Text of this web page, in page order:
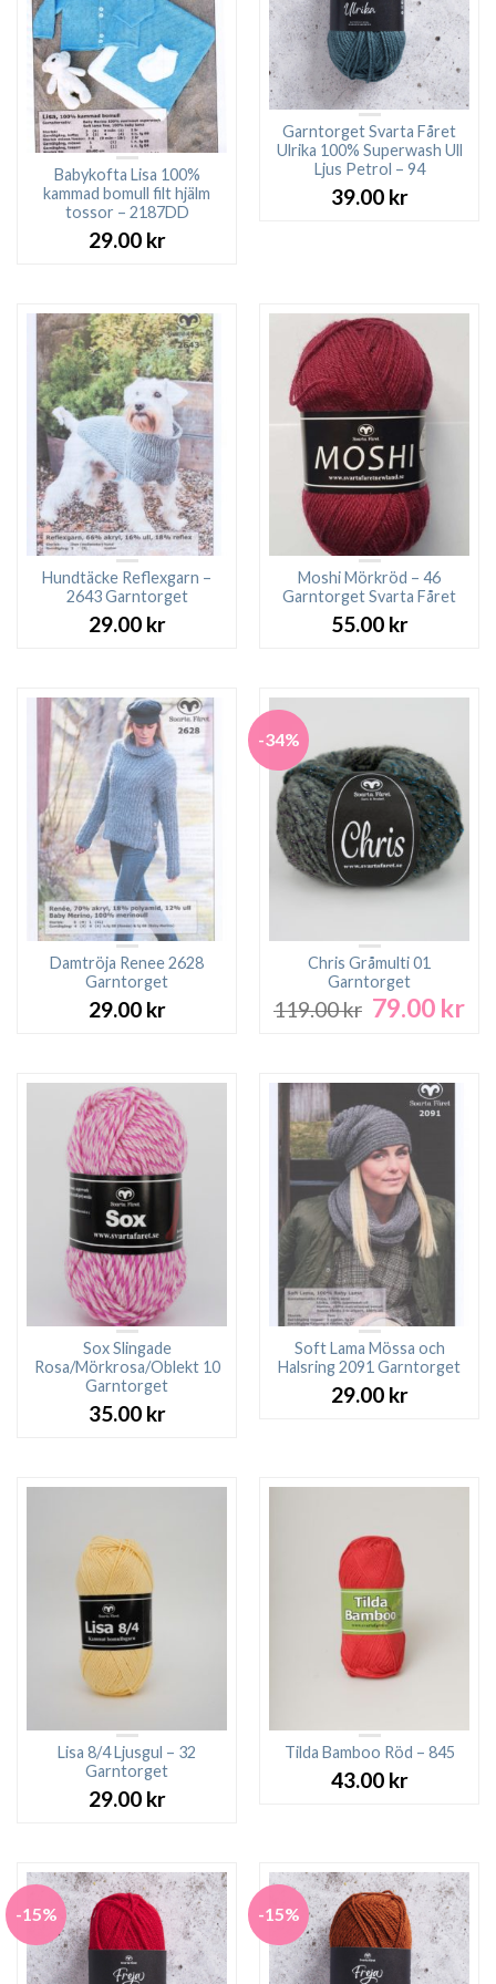
Babykofta Lisa 100%
kammad bomull filt hjälm
tossor – 2187DD
29.00 kr
Garntorget Svarta Fåret
Ulrika 100% Superwash Ull
Ljus Petrol – 94
39.00 kr
Hundtäcke Reflexgarn –
2643 Garntorget
29.00 kr
Moshi Mörkröd – 46
Garntorget Svarta Fåret
55.00 kr
Damtröja Renee 2628
Garntorget
29.00 kr
-34%
Chris Gråmulti 01
Garntorget
119.00kr Det
119.00 kr.
79.00 kr
Sox Slingade
Rosa/Mörkrosa/Oblekt 10
Garntorget
35.00 kr
Soft Lama Mössa och
Halsring 2091 Garntorget
29.00 kr
Lisa 8/4 Ljusgul – 32
Garntorget
29.00 kr
Tilda Bamboo Röd – 845
43.00 kr
-15% -15%